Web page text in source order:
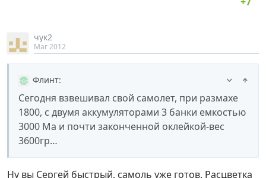
чук2
Mar 2012
Флинт:
Сегодня взвешивал свой самолет, при размахе
1800, с двумя аккумуляторами 3 банки емкостью
3000 Ма и почти законченной оклейкой-вес
3600гр…
Ну вы Сергей быстрый, самоль уже готов. Расцветка